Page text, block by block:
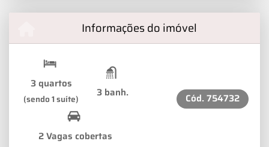
Informações do imóvel
3 quartos
(sendo 1 suíte) 3 banh.
2 Vagas cobertas
Cód. 754732